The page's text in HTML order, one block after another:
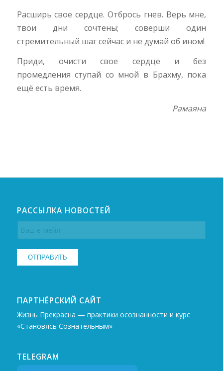
Расширь свое сердце. Отбрось гнев. Верь мне,
твои дни сочтены; соверши один
стремительный шаг сейчас и не думай об ином!
Приди, очисти свое сердце и без
промедления ступай со мной в Брахму, пока
ещё есть время.
Рамаяна
РАССЫЛКА НОВОСТЕЙ
ПАРТНЁРСКИЙ САЙТ
Жизнь Прекрасна — практики осознанности и курс
«Становясь Сознательным»
TELEGRAM